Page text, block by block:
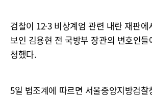
검찰이 12·3 비상계엄 관련 내란 재판
보인 김용현 전 국방부 장관의 변호인
청했다.
5일 법조계에 따르면 서울중앙지방검찰